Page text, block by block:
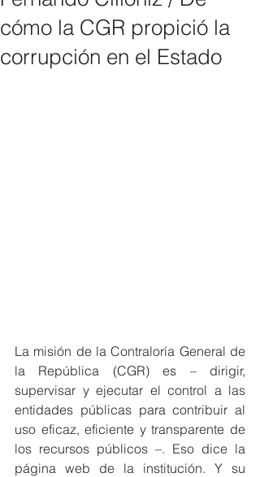
cómo la CGR propició la
corrupción en el Estado
La misión de la Contraloría General de
la República (CGR) es – dirigir,
supervisar y ejecutar el control a las
entidades públicas para contribuir al
uso eficaz, eficiente y transparente de
los recursos públicos –. Eso dice la
página web de la institución. Y su